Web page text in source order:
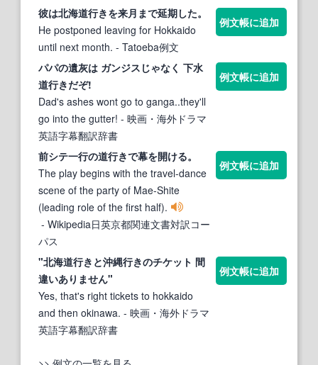
彼は北海道行きを来月まで延期した。
He postponed leaving for Hokkaido
until next month. - Tatoeba例文
例文帳に追加
パパの遺灰は ガンジスじゃなく 下水
道行きだぞ!
Dad's ashes wont go to ganga..they'll
go into the gutter! - 映画・海外ドラマ
英語字幕翻訳辞書
例文帳に追加
前シテ一行の道行きで幕を開ける。
The play begins with the travel-dance
scene of the party of Mae-Shite
(leading role of the first half).
- Wikipedia日英京都関連文書対訳コー
パス
例文帳に追加
"北海道行き と沖縄行きのチケット 間
違いありません"
Yes, that's right tickets to hokkaido
and then okinawa. - 映画・海外ドラマ
英語字幕翻訳辞書
例文帳に追加